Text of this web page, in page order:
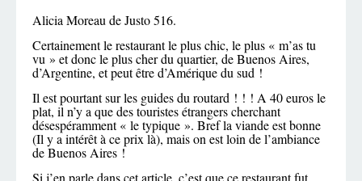
Alicia Moreau de Justo 516.
Certainement le restaurant le plus chic, le plus « m’as tu
vu » et donc le plus cher du quartier, de Buenos Aires,
d’Argentine, et peut être d’Amérique du sud !
Il est pourtant sur les guides du routard ! ! ! A 40 euros le
plat, il n’y a que des touristes étrangers cherchant
désespéramment « le typique ». Bref la viande est bonne
(Il y a intérêt à ce prix là), mais on est loin de l’ambiance
de Buenos Aires !